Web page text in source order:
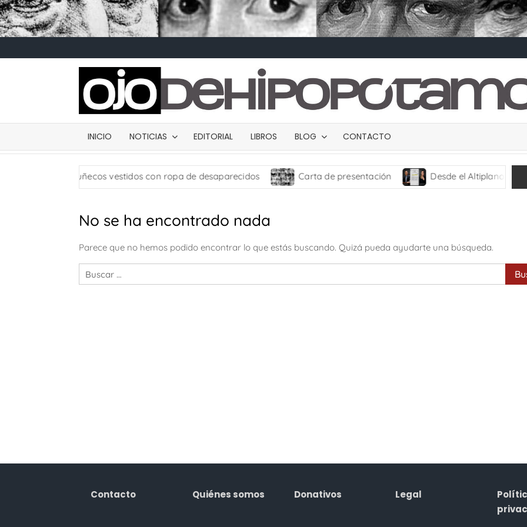
INICIO NOTICIAS EDITORIAL LIBROS BLOG CONTACTO
usan muñecos vestidos con ropa de desaparecidos Carta de presentación Desde el Altiplano
No se ha encontrado nada
Parece que no hemos podido encontrar lo que estás buscando. Quizá pueda ayudarte una búsqueda.
Contacto Quiénes somos Donativos Legal